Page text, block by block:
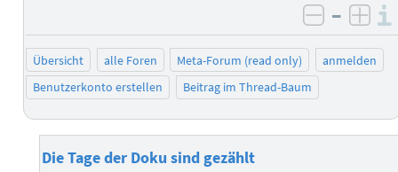
negativ
–
Übersicht alle Foren Meta-Forum (read only)
anmelden
Benutzerkonto erstellen
Beitrag im Thread-Baum
Die Tage der Doku sind gezählt